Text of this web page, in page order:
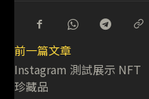
前一篇文章
Instagram 測試展示 NFT
珍藏品